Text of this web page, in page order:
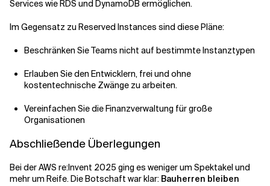
Services wie RDS und DynamoDB ermöglichen.
Im Gegensatz zu Reserved Instances sind diese Pläne:
Beschränken Sie Teams nicht auf bestimmte Instanztypen
Erlauben Sie den Entwicklern, frei und ohne
kostentechnische Zwänge zu arbeiten.
Vereinfachen Sie die Finanzverwaltung für große
Organisationen
Abschließende Überlegungen
Bei der AWS re:Invent 2025 ging es weniger um Spektakel und
mehr um Reife. Die Botschaft war klar: Bauherren bleiben